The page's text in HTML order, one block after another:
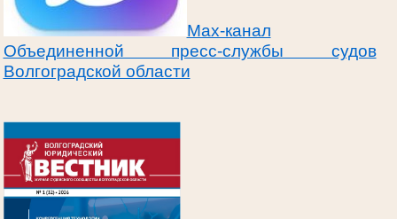
Max-канал
Объединенной пресс-службы судов
Волгоградской области